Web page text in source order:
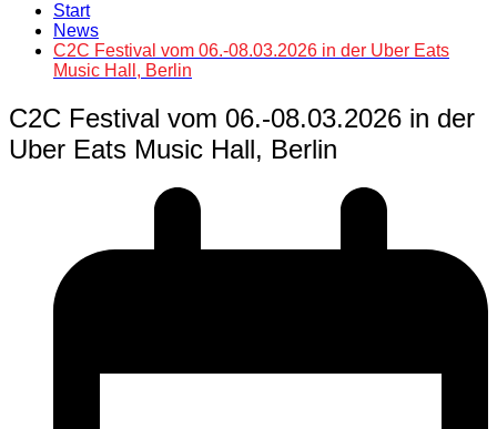
Start
News
C2C Festival vom 06.-08.03.2026 in der Uber Eats
Music Hall, Berlin
C2C Festival vom 06.-08.03.2026 in der
Uber Eats Music Hall, Berlin